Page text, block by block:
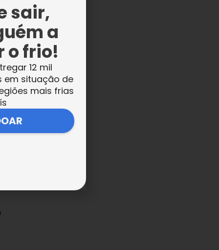
sair,
a
o frio!
12 mil
em situação de
mais frias